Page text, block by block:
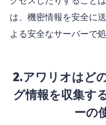
は、機密情報を安全に
よる安全なサーバーで
2.アワリオはど
グ情報を収集す
ーの